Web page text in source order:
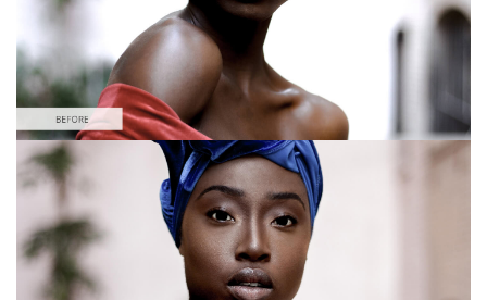
Prosím vyberte
Free Instagram Preset #39
Vintage Love
(60 Lr Presets)
Luxe Wedding